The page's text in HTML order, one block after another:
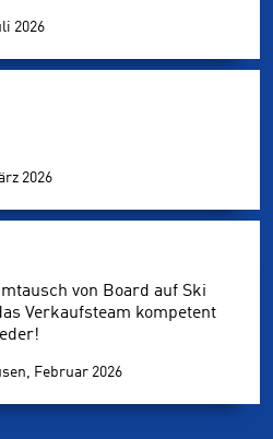
2026
2026
von Board auf Ski
Verkaufsteam kompetent
Februar 2026